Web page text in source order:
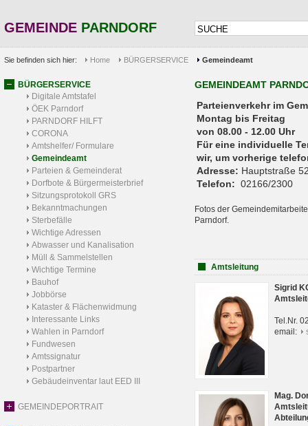
GEMEINDE PARNDORF
Sie befinden sich hier: Home BÜRGERSERVICE Gemeindeamt
BÜRGERSERVICE
Digitale Amtstafel
ÖEK Parndorf
PARNDORF HILFT
CORONA
Amtshelfer/ Formulare
Gemeindeamt
Parteien & Gemeinderat
Dorfbote & Bürgermeisterbrief
Sitzungsprotokoll GRS
Bekanntmachungen
Sterbefälle
Wichtige Adressen
Abwasser und Kanalisation
Müll & Sammelstellen
Wichtige Termine
Bauhof
Jobbörse
Kataster & Flächenwidmung
Interessante Links
Wahlen in Parndorf
Fundwesen
Amtssignatur
Postpartner
Gebäudeinventar laut EED III
GEMEINDEPORTRAIT
GEMEINDEAMT
Parteienverkehr
Montag bis Freitag
von 08.00 - 12.00 Uhr
Für eine individuelle
wir, um vorherige
Adresse: Hauptstraße
Telefon: 02166/2300
Fotos der
Parndorf.
Amtsleitung
Sigrid
Tel.Nr.
email:
Mag.